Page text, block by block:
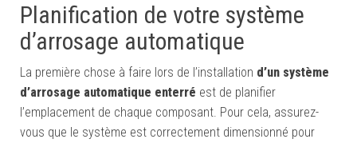
Planification de votre système
d’arrosage automatique
La première chose à faire lors de l’installation d’un système
d’arrosage automatique enterré est de planifier
l’emplacement de chaque composant. Pour cela, assurez-
vous que le système est correctement dimensionné pour